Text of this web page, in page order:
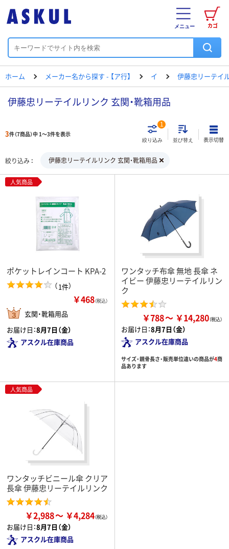
カゴ
メニュー
ホーム メーカー名から探す - 【ア行】 イ 伊藤忠リーテイ
伊藤忠リーテイルリンク 玄関・靴箱用品
3件（7商品）中 1～3件を表示
絞り込み
1
並び替え 表示切替
絞り込み 伊藤忠リーテイルリンク 玄関・靴箱用品
人気商品
ポケットレインコート KPA-2
（1件）
￥468（税込）
玄関・靴箱用品
お届け日：8月7日（金）
アスクル在庫商品
ワンタッチ布傘 無地 長傘 ネ
イビー 伊藤忠リーテイルリン
ク
￥788 ￥14,280
お届け日：8月7日（金）
アスクル在庫商品
サイズ・親骨長さ・販売単位違いの商品が4商
品あります
人気商品
ワンタッチビニール傘 クリア
長傘 伊藤忠リーテイルリンク
￥2,988 ￥4,284
お届け日：8月7日（金）
アスクル在庫商品